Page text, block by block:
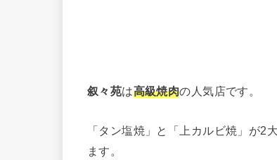
叙々苑は高級焼肉の人気店です。
「タン塩焼」と「上カルビ焼」が2
ます。